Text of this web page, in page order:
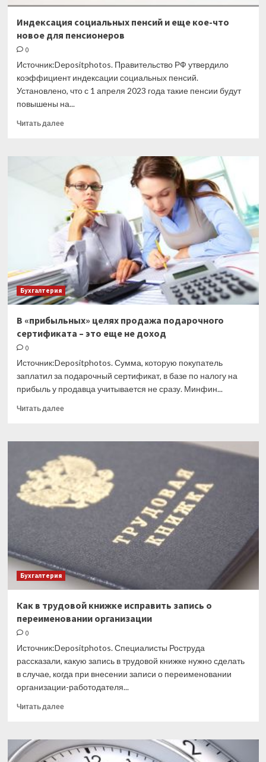
Индексация социальных пенсий и еще кое-что
новое для пенсионеров
0
Источник:Depositphotos. Правительство РФ утвердило
коэффициент индексации социальных пенсий.
Установлено, что с 1 апреля 2023 года такие пенсии будут
повышены на...
Читать далееПрочитать
социальных
пенсий
и
еще
кое-
что
новое
для
пенсионеров
Бухгалтерия
В «прибыльных» целях продажа подарочного
сертификата – это еще не доход
0
Источник:Depositphotos. Сумма, которую покупатель
заплатил за подарочный сертификат, в базе по налогу на
прибыль у продавца учитывается не сразу. Минфин...
Читать далееПрочитать
В
целях
продажа
подарочного
сертификата
–
доход
Бухгалтерия
Как в трудовой книжке исправить запись о
переименовании организации
0
Источник:Depositphotos. Специалисты Роструда
рассказали, какую запись в трудовой книжке нужно сделать
в случае, когда при внесении записи о переименовании
организации-работодателя...
Читать далееПрочитать
Как
в